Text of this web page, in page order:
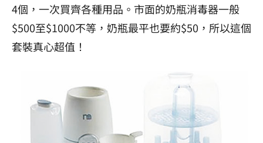
4個，一次買齊各種用品。市面的奶瓶消毒器一般
$500至$1000不等，奶瓶最平也要約$50，所以這個
套裝真心超值！